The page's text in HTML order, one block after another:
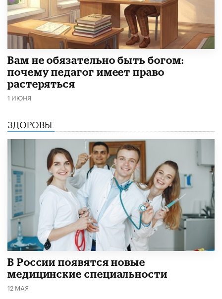
​Вам не обязательно быть богом:
почему педагог имеет право
растеряться
1 ИЮНЯ
ЗДОРОВЬЕ
В России появятся новые
медицинские специальности
12 МАЯ